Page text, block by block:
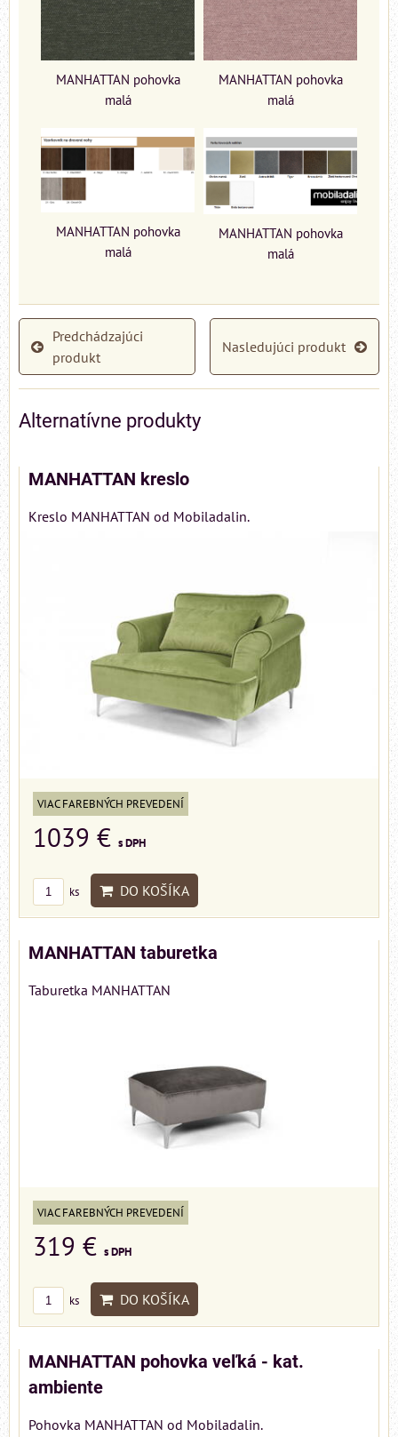
MANHATTAN pohovka
malá
MANHATTAN pohovka
malá
MANHATTAN pohovka
malá
MANHATTAN pohovka
malá
Predchádzajúci
produkt
Nasledujúci produkt
Alternatívne produkty
MANHATTAN kreslo
Kreslo MANHATTAN od Mobiladalin.
VIAC FAREBNÝCH PREVEDENÍ
1039 € s DPH
ks DO KOŠÍKA
MANHATTAN taburetka
Taburetka MANHATTAN
VIAC FAREBNÝCH PREVEDENÍ
319 € s DPH
ks DO KOŠÍKA
MANHATTAN pohovka veľká - kat.
ambiente
Pohovka MANHATTAN od Mobiladalin.